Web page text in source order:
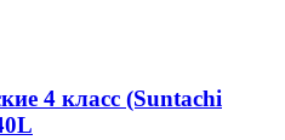
4 класс (Suntachi